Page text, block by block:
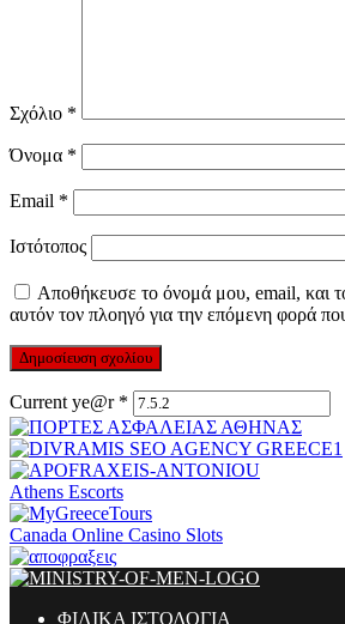
Σχόλιο *
Όνομα *
Email *
Ιστότοπος
Αποθήκευσε το όνομά μου, email, και
αυτόν τον πλοηγό για την επόμενη φορά
Current ye@r *
Athens Escorts
Canada Online Casino Slots
ΦΙΛΙΚΑ ΙΣΤΟΛΟΓΙΑ